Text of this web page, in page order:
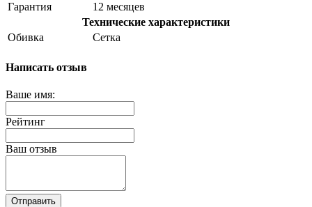
Гарантия
12 месяцев
Технические характеристики
Обивка
Сетка
Написать отзыв
Ваше имя:
Рейтинг
Ваш отзыв
Отправить